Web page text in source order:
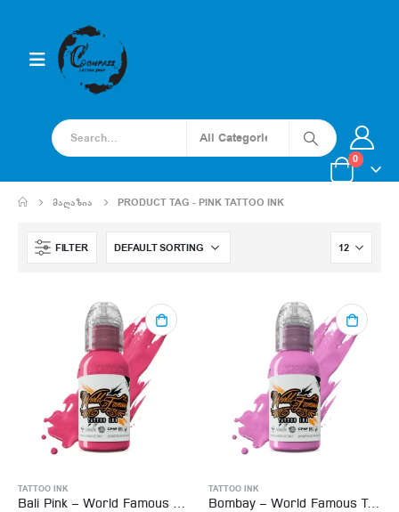
0
ᲛᲐᲦᲐᲖᲘᲐ PRODUCT TAG - PINK TATTOO INK
FILTER
TATTOO INK
Bali Pink – World Famous Tattoo Ink 15ml
TATTOO INK
Bombay – World Famous Tattoo Ink 15ml